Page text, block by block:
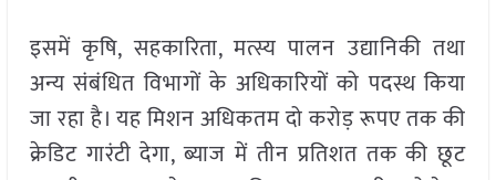
इसमें कृषि, सहकारिता, मत्स्य पालन उद्यानिकी तथा
अन्य संबंधित विभागों के अधिकारियों को पदस्थ किया
जा रहा है। यह मिशन अधिकतम दो करोड़ रूपए तक की
क्रेडिट गारंटी देगा, ब्याज में तीन प्रतिशत तक की छूट